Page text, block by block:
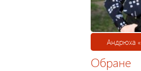
Андрюха «
Обране